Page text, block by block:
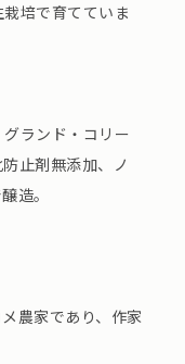
培で育てていま
ランド・コリー
止剤無添加、ノ
造。
農家であり、作家